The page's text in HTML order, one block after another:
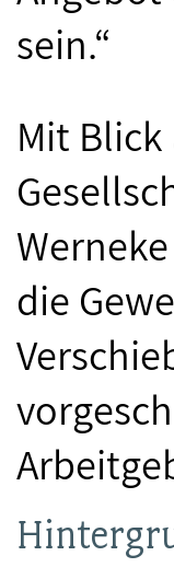
sein.“
Mit
die